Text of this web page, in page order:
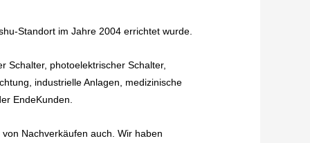
Standort im Jahre 2004 errichtet wurde.
Schalter, photoelektrischer Schalter,
industrielle Anlagen, medizinische
EndeKunden.
Nachverkäufen auch. Wir haben